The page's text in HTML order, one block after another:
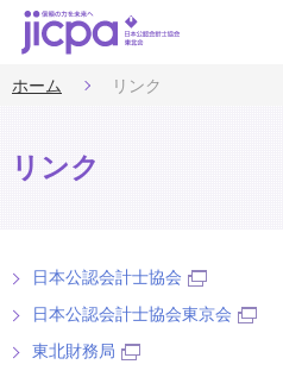
ホーム リンク
リンク
日本公認会計士協会
日本公認会計士協会東京会
東北財務局